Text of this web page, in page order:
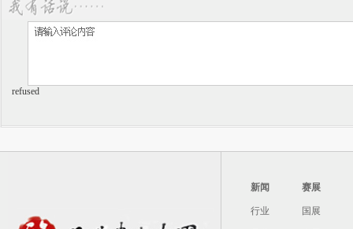
refused
新闻
行业
赛展
国展